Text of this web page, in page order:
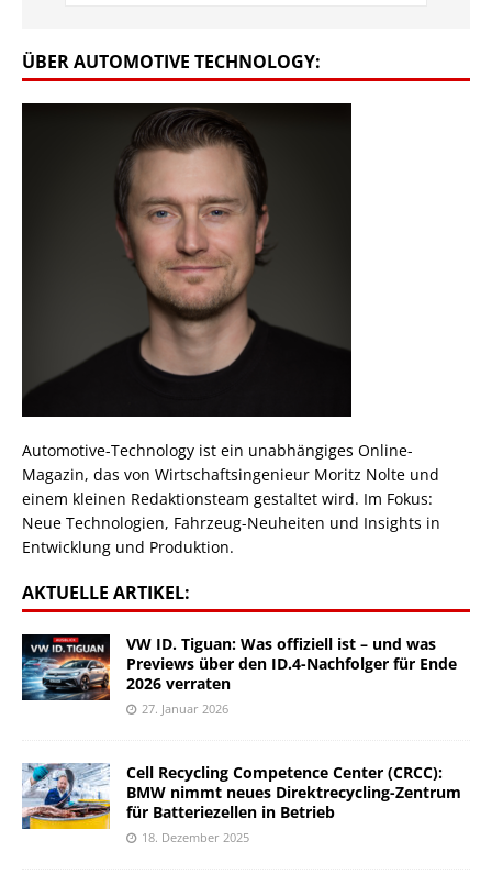
ÜBER AUTOMOTIVE TECHNOLOGY:
Automotive-Technology ist ein unabhängiges Online-
Magazin, das von Wirtschaftsingenieur Moritz Nolte und
einem kleinen Redaktionsteam gestaltet wird. Im Fokus:
Neue Technologien, Fahrzeug-Neuheiten und Insights in
Entwicklung und Produktion.
AKTUELLE ARTIKEL:
VW ID. Tiguan: Was offiziell ist – und was
Previews über den ID.4-Nachfolger für Ende
2026 verraten
27. Januar 2026
Cell Recycling Competence Center (CRCC):
BMW nimmt neues Direktrecycling-Zentrum
für Batteriezellen in Betrieb
18. Dezember 2025